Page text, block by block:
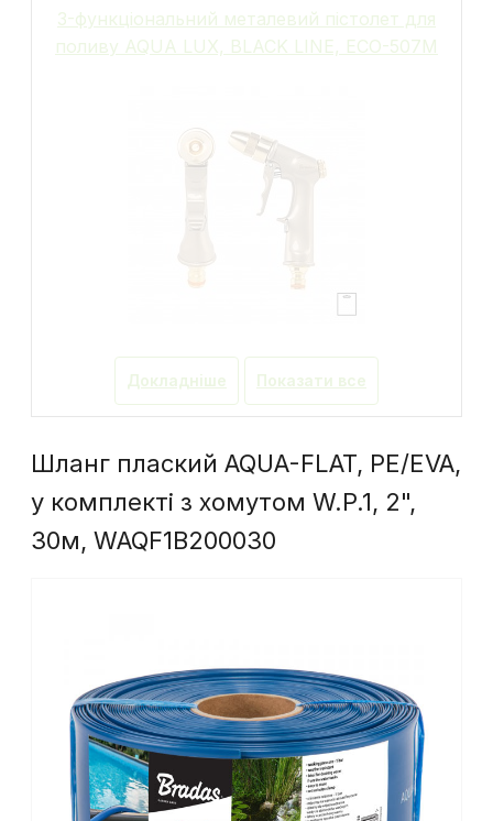
6-функціональний пістолет для поливу,
металевий, WHITE LINE, GALAXY, WL-
Докладніше Показати все
Шланг плаский AQUA-FLAT, PE/EVA,
у комплекті з хомутом W.P.1, 2",